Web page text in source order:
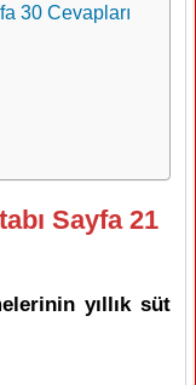
30 Cevapları
Sayfa 21
yıllık süt